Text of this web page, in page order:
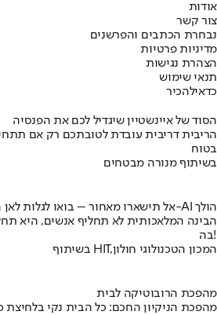
אודות
צור קשר
נבחרת הכתבים והפרשנים
מדיניות פרטיות
הצהרת נגישות
תנאי שימוש
כדאילהכיר
הסוד של איינשטיין שיגדיל לכם את הפנסיה
הריבית דריבית עובדת לטובתכם רק אם
בטוח
בשיתוף מנורה מבטחים
אל תישארו מאחור – בואו לגלות לאן ה-AI הולך
הבינה המלאכותית לא תחליף אנשים, היא
בה!
בשיתוף HIT,המכון הטכנולוגי חולון
מהפכת הרובוטיקה לבית
מהפכת הניקיון החכם: כל הבית נקי בלחיצת